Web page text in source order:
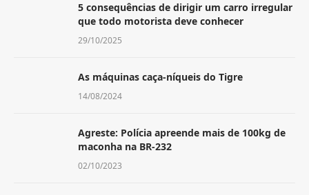
5 consequências de dirigir um carro irregular
que todo motorista deve conhecer
29/10/2025
As máquinas caça-níqueis do Tigre
14/08/2024
Agreste: Polícia apreende mais de 100kg de
maconha na BR-232
02/10/2023